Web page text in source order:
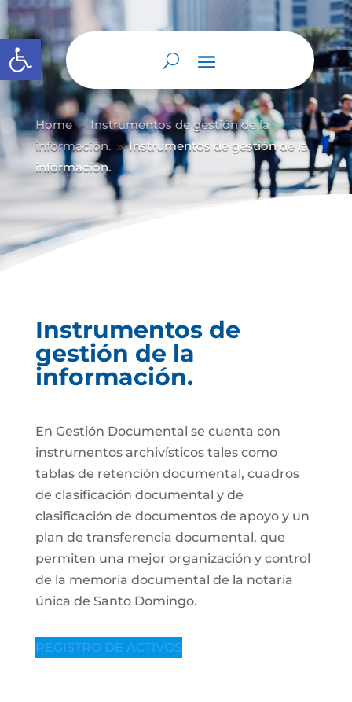
Abrir barra de herramientas
Home 9 Instrumentos de gestión de la
información. 9 Instrumentos de gestión de la
información.
Instrumentos de
gestión de la
información.
En Gestión Documental se cuenta con
instrumentos archivísticos tales como
tablas de retención documental, cuadros
de clasificación documental y de
clasificación de documentos de apoyo y un
plan de transferencia documental, que
permiten una mejor organización y control
de la memoria documental de la notaria
única de Santo Domingo.
REGISTRO DE ACTIVOS